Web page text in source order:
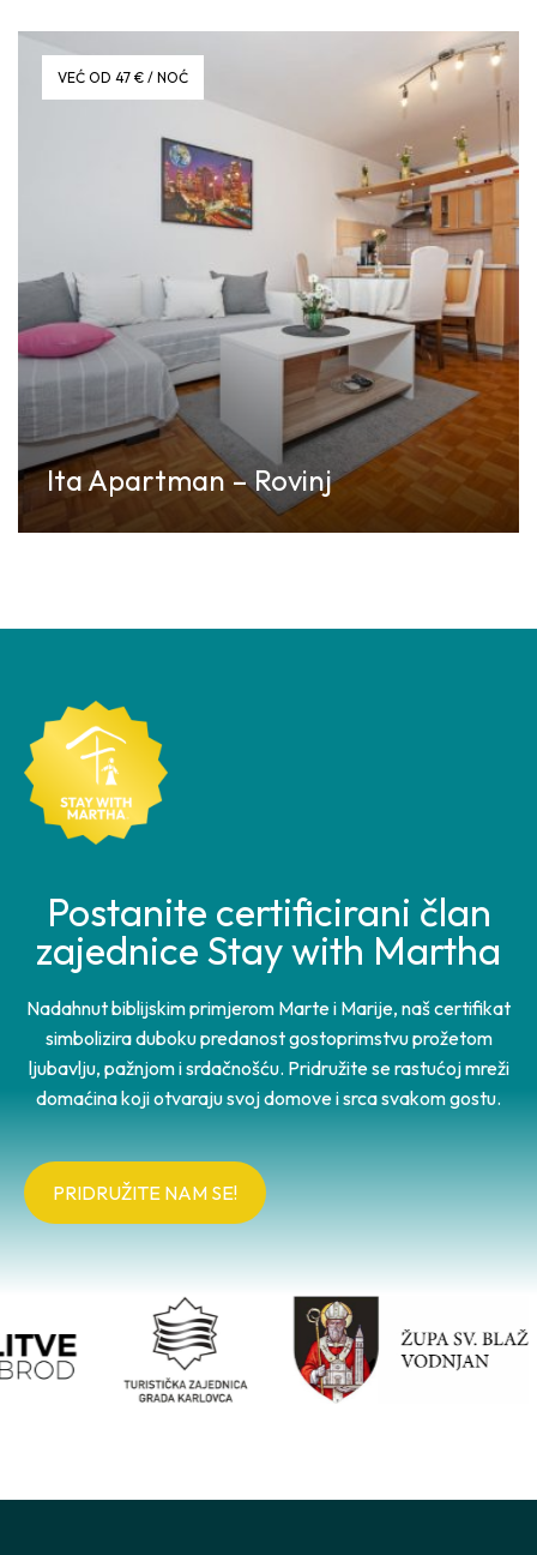
VEĆ OD 47 € / NOĆ
Ita Apartman – Rovinj
Discover More
Postanite certificirani član
zajednice Stay with Martha
Nadahnut biblijskim primjerom Marte i Marije, naš certifikat
simbolizira duboku predanost gostoprimstvu prožetom
ljubavlju, pažnjom i srdačnošću. Pridružite se rastućoj mreži
domaćina koji otvaraju svoj domove i srca svakom gostu.
PRIDRUŽITE NAM SE!